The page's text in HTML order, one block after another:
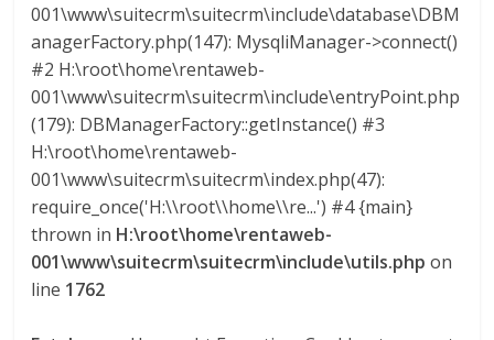
a
r
a
e
001\www\suitecrm\suitecrm\include\database\DBM
anagerFactory.php(147): MysqliManager->connect()
#2 H:\root\home\rentaweb-
001\www\suitecrm\suitecrm\include\entryPoint.php
(179): DBManagerFactory::getInstance() #3
H:\root\home\rentaweb-
001\www\suitecrm\suitecrm\index.php(47):
require_once('H:\\root\\home\\re...') #4 {main}
thrown in H:\root\home\rentaweb-
001\www\suitecrm\suitecrm\include\utils.php on
line 1762